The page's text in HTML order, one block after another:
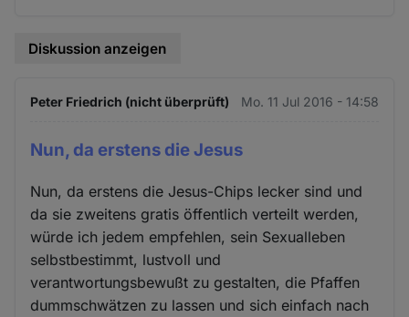
Diskussion anzeigen
Peter Friedrich (nicht überprüft) Mo. 11 Jul 2016 - 14:58
Nun, da erstens die Jesus
Nun, da erstens die Jesus-Chips lecker sind und
da sie zweitens gratis öffentlich verteilt werden,
würde ich jedem empfehlen, sein Sexualleben
selbstbestimmt, lustvoll und
verantwortungsbewußt zu gestalten, die Pfaffen
dummschwätzen zu lassen und sich einfach nach